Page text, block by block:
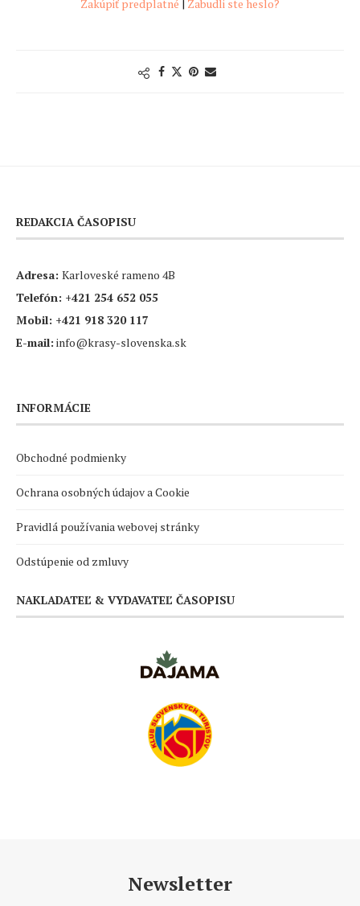
Zakúpiť predplatné | Zabudli ste heslo?
REDAKCIA ČASOPISU
Adresa: Karloveské rameno 4B
Telefón: +421 254 652 055
Mobil: +421 918 320 117
E-mail: info@krasy-slovenska.sk
INFORMÁCIE
Obchodné podmienky
Ochrana osobných údajov a Cookie
Pravidlá používania webovej stránky
Odstúpenie od zmluvy
NAKLADATEĽ & VYDAVATEĽ ČASOPISU
Newsletter